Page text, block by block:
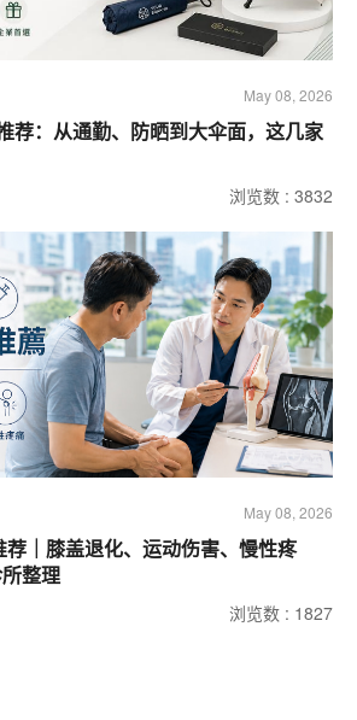
May 08, 2026
荐：从通勤、防晒到大伞面，这几家
浏览数 : 3832
May 08, 2026
｜膝盖退化、运动伤害、慢性疼
整理
浏览数 : 1827